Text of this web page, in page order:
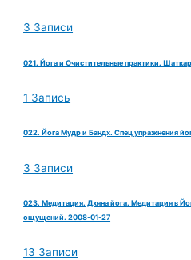
3 Записи
021. Йога и Очистительные практики.
1 Запись
022. Йога Мудр и Бандх. Спец упражнения
3 Записи
023. Медитация. Дхяна йога. Медитация в
ощущений. 2008-01-27
13 Записи